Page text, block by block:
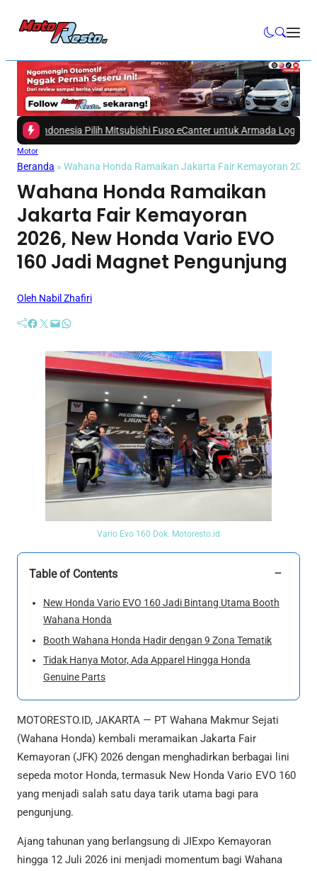
Pilih Mitsubishi Fuso eCanter untuk Armada Logistik!|#3 -
Motor
Beranda » Wahana Honda Ramaikan Jakarta Fair Kemayoran
Wahana Honda Ramaikan
Jakarta Fair Kemayoran
2026, New Honda Vario EVO
160 Jadi Magnet Pengunjung
Oleh Nabil Zhafiri
Facebook Twitter Mail WhatsApp
Vario Evo 160 Dok. Motoresto.id
Table of Contents −
New Honda Vario EVO 160 Jadi Bintang Utama Booth
Wahana Honda
Booth Wahana Honda Hadir dengan 9 Zona Tematik
Tidak Hanya Motor, Ada Apparel Hingga Honda
Genuine Parts
MOTORESTO.ID, JAKARTA — PT Wahana Makmur Sejati
(Wahana Honda) kembali meramaikan Jakarta Fair
Kemayoran (JFK) 2026 dengan menghadirkan berbagai lini
sepeda motor Honda, termasuk New Honda Vario EVO 160
yang menjadi salah satu daya tarik utama bagi para
pengunjung.
Ajang tahunan yang berlangsung di JIExpo Kemayoran
hingga 12 Juli 2026 ini menjadi momentum bagi Wahana